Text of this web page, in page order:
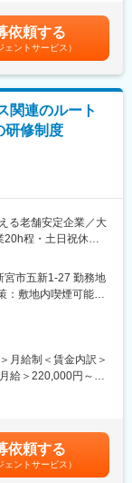
あり！最大年４回
キャリア形成も可
ェア！売上も右肩上
て全国で増員募集
ケアマネ）に対し
客様との信頼関係
フォローを中心
況を確認し、ケア
紹介・反響を元に新
が、平日に100％振
生しません。
踏んでスキルUP
フによる定期面談
万＋賞与＋諸手
与＋諸手当）賃金は
下する可能性があ
す。
依頼する
ェントサービス）
関連のルート
研修制度
る老舗安定企業／大
20h程・土日祝休
システム・OA機器
をヒアリング）
せん。
宮市五新1-27 勤務地
：敷地内喫煙可能場
月給制＜賃金内訳＞
給＞220,000円～
依頼する
ェントサービス）